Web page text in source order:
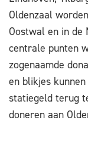
Oldenzaal
Oostwal en in
centrale punten
zogenaamde
en blikjes
statiegeld terug
doneren aan